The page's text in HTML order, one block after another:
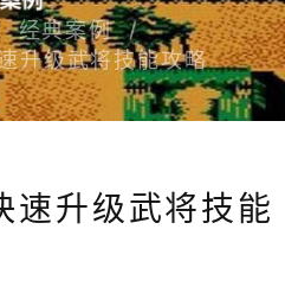
经典案例
升级武将技能攻略
速升级武将技能